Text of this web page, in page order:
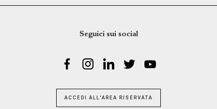
Seguici sui social
ACCEDI ALL'AREA RISERVATA